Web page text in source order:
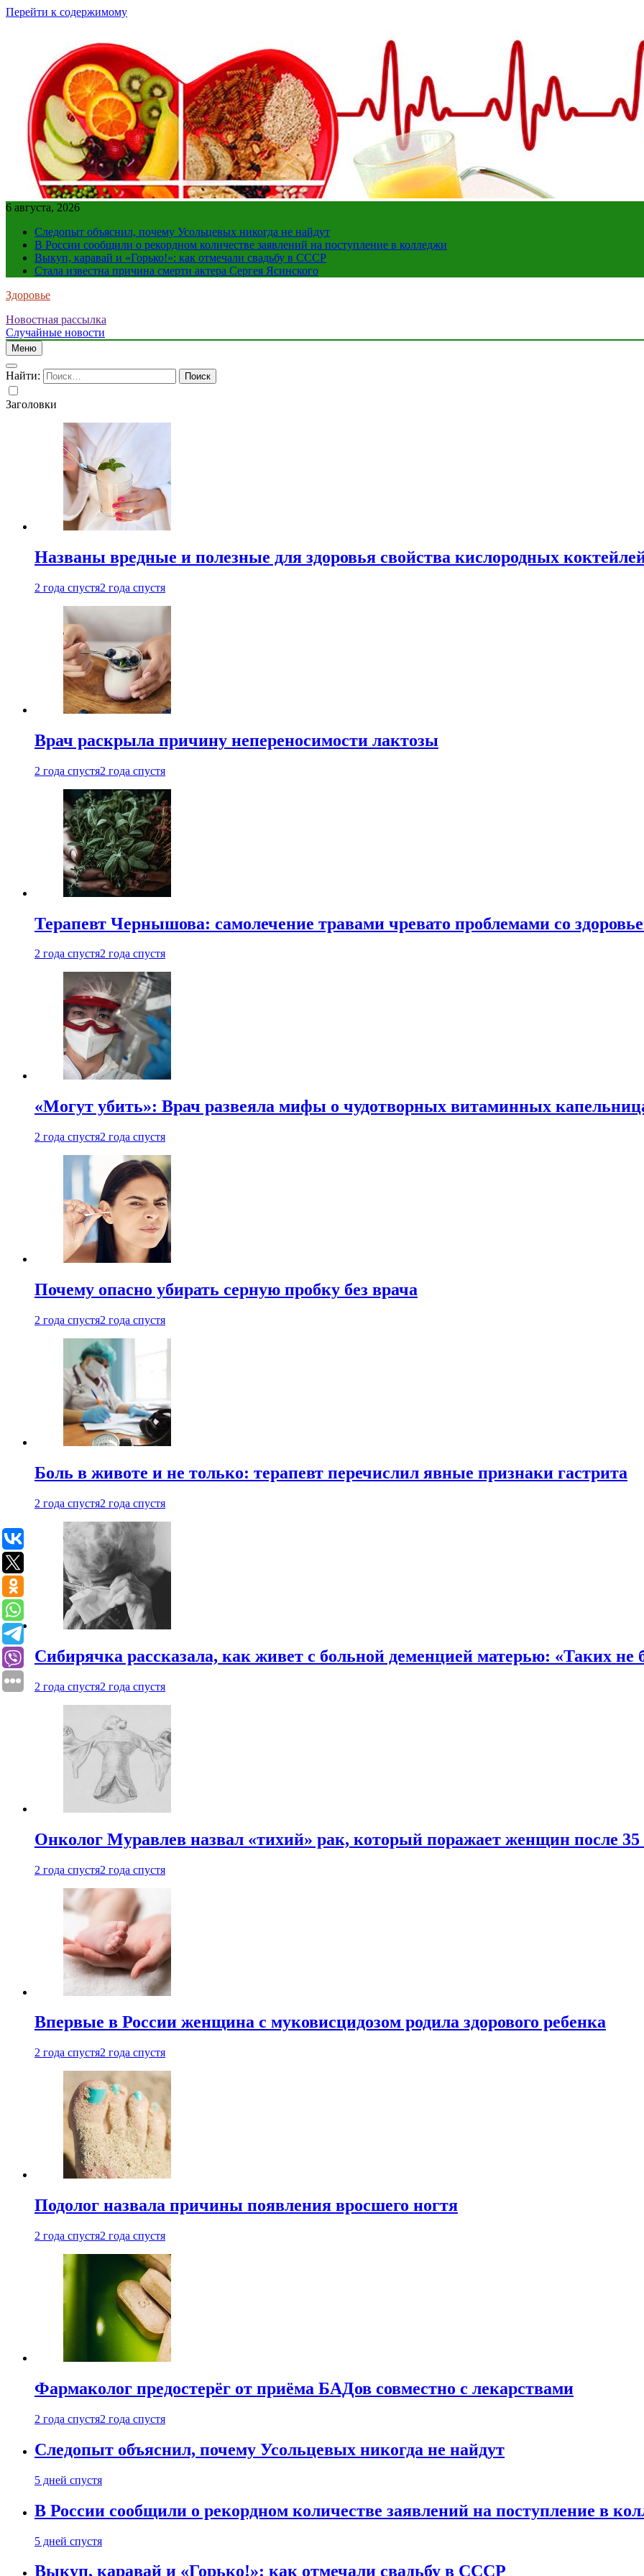
Перейти к содержимому
6 августа, 2026
Следопыт объяснил, почему Усольцевых никогда не найдут
В России сообщили о рекордном количестве заявлений на поступление в колледжи
Выкуп, каравай и «Горько!»: как отмечали свадьбу в СССР
Стала известна причина смерти актера Сергея Ясинского
Здоровье
Новостная рассылка
Случайные новости
Меню
Найти:
Заголовки
Названы вредные и полезные для здоровья свойства кислородных
2 года спустя2 года спустя
Врач раскрыла причину непереносимости лактозы
2 года спустя2 года спустя
Терапевт Чернышова: самолечение травами чревато проблемами со
2 года спустя2 года спустя
«Могут убить»: Врач развеяла мифы о чудотворных витаминных
2 года спустя2 года спустя
Почему опасно убирать серную пробку без врача
2 года спустя2 года спустя
Боль в животе и не только: терапевт перечислил явные признаки гастрита
2 года спустя2 года спустя
Сибирячка рассказала, как живет с больной деменцией матерью: «Таких не
2 года спустя2 года спустя
Онколог Муравлев назвал «тихий» рак, который поражает женщин после 35
2 года спустя2 года спустя
Впервые в России женщина с муковисцидозом родила здорового ребенка
2 года спустя2 года спустя
Подолог назвала причины появления вросшего ногтя
2 года спустя2 года спустя
Фармаколог предостерёг от приёма БАДов совместно с лекарствами
2 года спустя2 года спустя
Следопыт объяснил, почему Усольцевых никогда не найдут
5 дней спустя
В России сообщили о рекордном количестве заявлений на поступление в
5 дней спустя
Выкуп, каравай и «Горько!»: как отмечали свадьбу в СССР